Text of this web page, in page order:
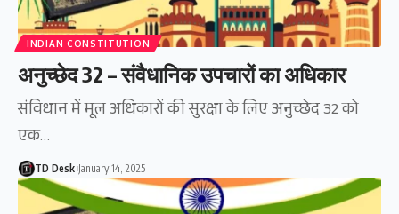
INDIAN CONSTITUTION
अनुच्छेद 32 – संवैधानिक उपचारों का अधिकार
संविधान में मूल अधिकारों की सुरक्षा के लिए अनुच्छेद 32 को
एक…
TD Desk January 14, 2025